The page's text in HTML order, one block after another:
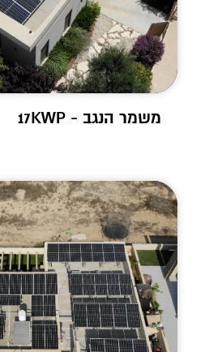
משמר הנגב - 17KWP